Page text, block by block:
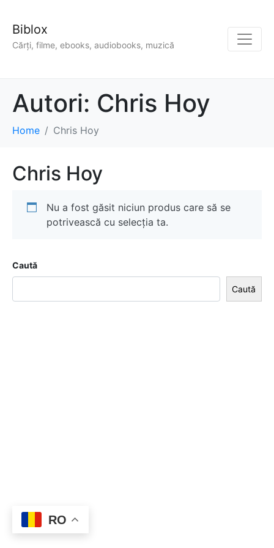
Biblox
Cărți, filme, ebooks, audiobooks, muzică
Autori: Chris Hoy
Home Chris Hoy
Chris Hoy
Nu a fost găsit niciun produs care să se
potrivească cu selecția ta.
Caută
Caută
RO